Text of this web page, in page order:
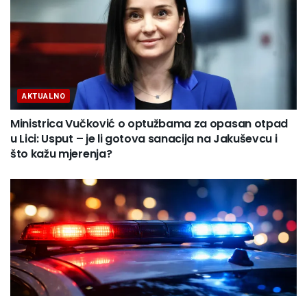
AKTUALNO
Ministrica Vučković o optužbama za opasan otpad
u Lici: Usput – je li gotova sanacija na Jakuševcu i
što kažu mjerenja?